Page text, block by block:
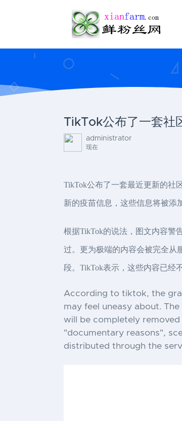
TikTok公布了一套社
administrator
现在
TikTok公布了一套最近更新的社
新的疫苗信息，这些信息将被添
根据TikTok的说法，图文内容警
过。更为极端的内容会被完全从
段。TikTok表示，这些内容已经
According to tiktok, the
may feel uneasy about.
will be completely
"documentary reasons",
distributed through the